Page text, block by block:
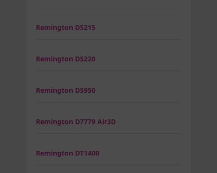
Remington D5215
Remington D5220
Remington D5950
Remington D7779 Air3D
Remington DT1400